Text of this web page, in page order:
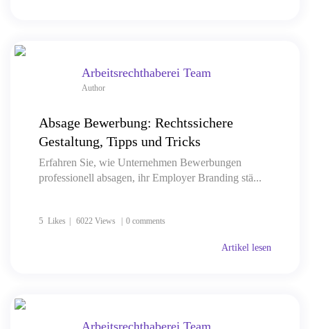
Arbeitsrechthaberei Team
Author
Absage Bewerbung: Rechtssichere
Gestaltung, Tipps und Tricks
Erfahren Sie, wie Unternehmen Bewerbungen
professionell absagen, ihr Employer Branding stä...
5 Likes 6022 Views 0 comments
Artikel lesen
Arbeitsrechthaberei Team